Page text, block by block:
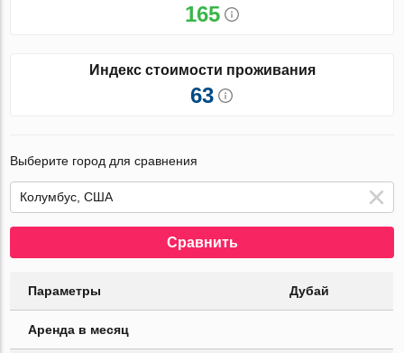
165
Индекс стоимости проживания
63
Выберите город для сравнения
Сравнить
Параметры Дубай
Аренда в месяц